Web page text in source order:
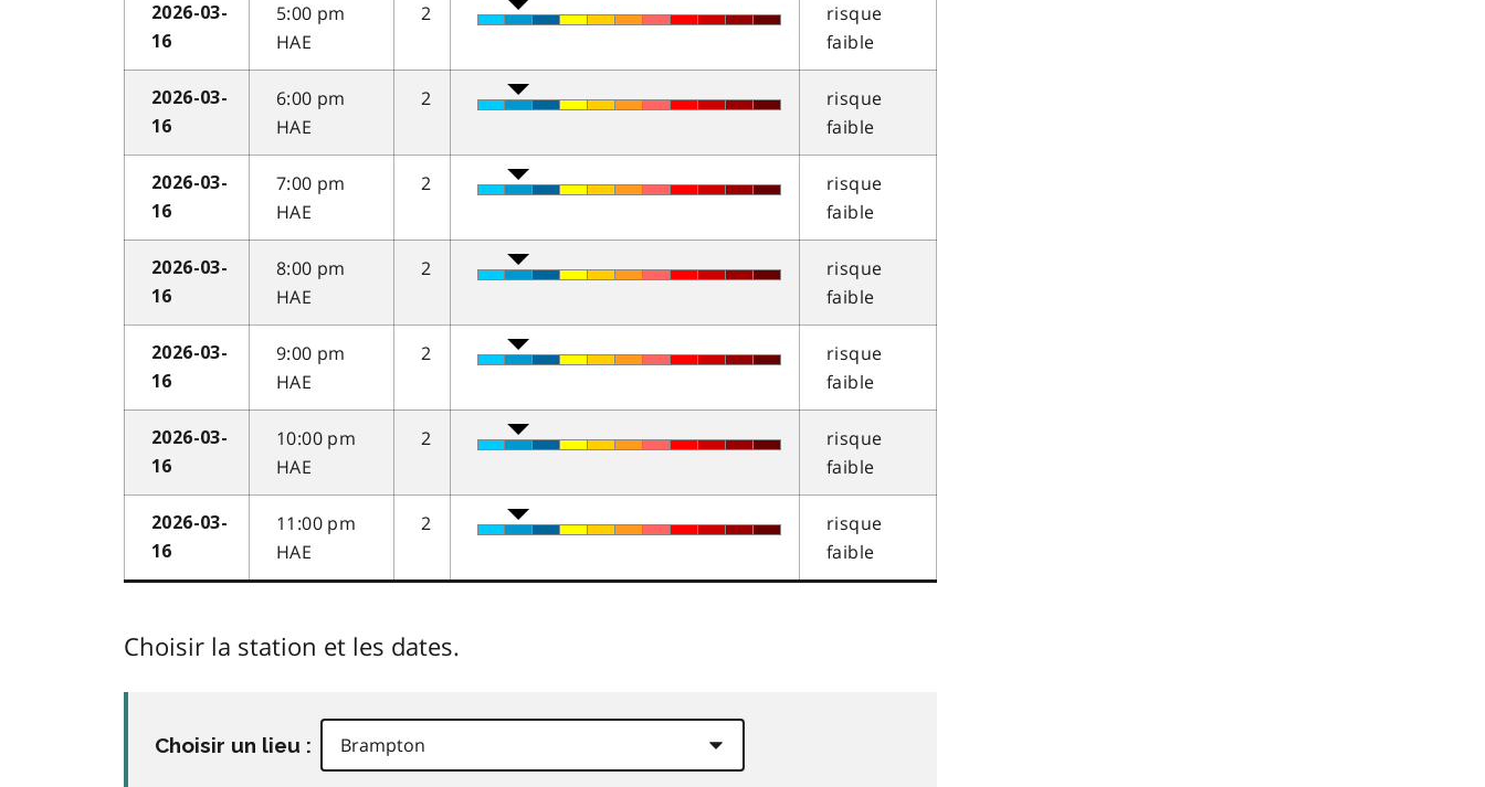
2026-03-
16
5:00 pm
HAE
2
risque
faible
2026-03-
16
6:00 pm
HAE
2
risque
faible
2026-03-
16
7:00 pm
HAE
2
risque
faible
2026-03-
16
8:00 pm
HAE
2
risque
faible
2026-03-
16
9:00 pm
HAE
2
risque
faible
2026-03-
16
10:00 pm
HAE
2
risque
faible
2026-03-
16
11:00 pm
HAE
2
risque
faible
Choisir la station et les dates.
Choisir un lieu :